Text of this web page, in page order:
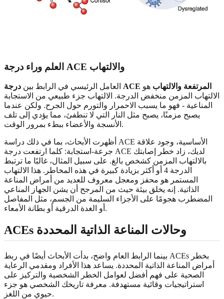
العلم وراء درجة ACE والالتهاب
العامل الرئيسي في الرابط بين درجة ACE المرتفعة والالتهاب هو
الالتهاب المزمن منخفض الدرجة. الالتهاب جزء طبيعي من الاستجابة
المناعية - فهو ما يسبب الاحمرار والتورم حول الجرح. ولكن عندما
يصبح مزمنًا، يصبح مثل النار التي لا تنطفئ، مما يؤدي إلى تلف
الأنسجة والأعضاء ببطء بمرور الوقت.
أظهرت الأبحاث، بما في ذلك دراسة ACE الأساسية، وجود علاقة
جرعة-استجابة: كلما ارتفعت درجة ACE لديك، زاد خطر إصابتك
بالالتهاب المزمن كشخص بالغ. على سبيل المثال، غالبًا ما ترتبط
الدرجة 4 أو أكثر بزيادة كبيرة في هذه المخاطر. هذا الالتهاب
المستمر هو محفز ومعجل معروف للعديد من أمراض المناعة
الذاتية. إنه يخلق بيئة حيث من المرجح أن يشن الجهاز المناعي
المضطرب هجومًا على الأجزاء السليمة من الجسم، مثل المفاصل
أو الغدة الدرقية أو بطانة الأمعاء.
ACEs وحالات المناعة الذاتية المحددة
بينما الرابط العام واضح، بدأت الأبحاث أيضًا في ربط ACEs بخطر
أمراض المناعة الذاتية المحددة. يساعد هذا الأفراد ومقدمي الرعاية
الصحية على فهم أفضل لعوامل الخطر الشخصية والتركيز على
استراتيجيات وقائية مستهدفة. معرفة تاريخك الشخصي هو جزء
حيوي من اللغز.